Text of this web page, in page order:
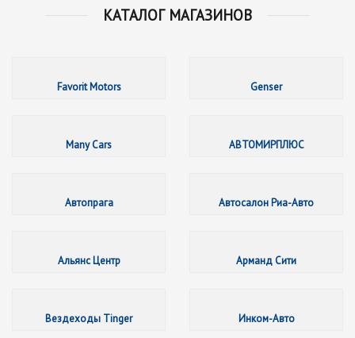
КАТАЛОГ МАГАЗИНОВ
Favorit Motors
Genser
Many Cars
АВТОМИРПЛЮС
Автопрага
Автосалон Риа-Авто
Альянс Центр
Арманд Сити
Вездеходы Tinger
Инком-Авто